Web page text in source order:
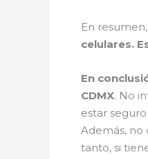
En resumen,
celulares.
En
CDMX. No
estar
Además,
tanto, si